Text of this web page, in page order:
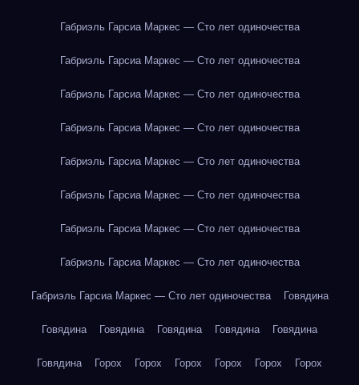
Габриэль Гарсиа Маркес — Сто лет одиночества
Габриэль Гарсиа Маркес — Сто лет одиночества
Габриэль Гарсиа Маркес — Сто лет одиночества
Габриэль Гарсиа Маркес — Сто лет одиночества
Габриэль Гарсиа Маркес — Сто лет одиночества
Габриэль Гарсиа Маркес — Сто лет одиночества
Габриэль Гарсиа Маркес — Сто лет одиночества
Габриэль Гарсиа Маркес — Сто лет одиночества
Габриэль Гарсиа Маркес — Сто лет одиночества Говядина
Говядина Говядина Говядина Говядина Говядина
Говядина Горох Горох Горох Горох Горох Горох